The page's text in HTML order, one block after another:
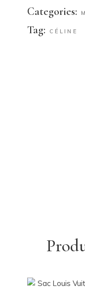
Categories:
Tag: CÉLINE